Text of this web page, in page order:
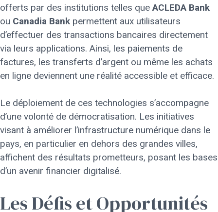
offerts par des institutions telles queACLEDA Bank
ou Canadia Bank permettent aux utilisateurs
d’effectuer des transactions bancaires directement
via leurs applications. Ainsi, les paiements de
factures, les transferts d’argent ou même les achats
en ligne deviennent une réalité accessible et efficace.
Le déploiement de ces technologies s’accompagne
d’une volonté de démocratisation. Les initiatives
visant à améliorer l’infrastructure numérique dans le
pays, en particulier en dehors des grandes villes,
affichent des résultats prometteurs, posant les bases
d’un avenir financier digitalisé.
Les Défis et Opportunités